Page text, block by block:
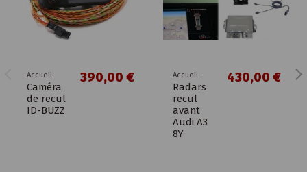
Accueil
Caméra
de recul
ID-BUZZ
390,00 € Accueil
Radars
recul
avant
Audi A3
8Y
430,00 €